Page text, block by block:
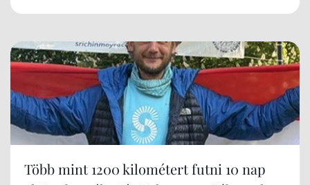
Több mint 1200 kilométert futni 10 nap